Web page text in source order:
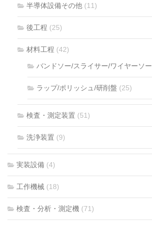
半導体設備その他 (11)
後工程 (25)
材料工程 (42)
バンドソー/スライサー/ワイヤーソー
ラップ/ポリッシュ/研削盤 (25)
検査・測定装置 (51)
洗浄装置 (9)
実装設備 (4)
工作機械 (18)
検査・分析・測定機 (71)